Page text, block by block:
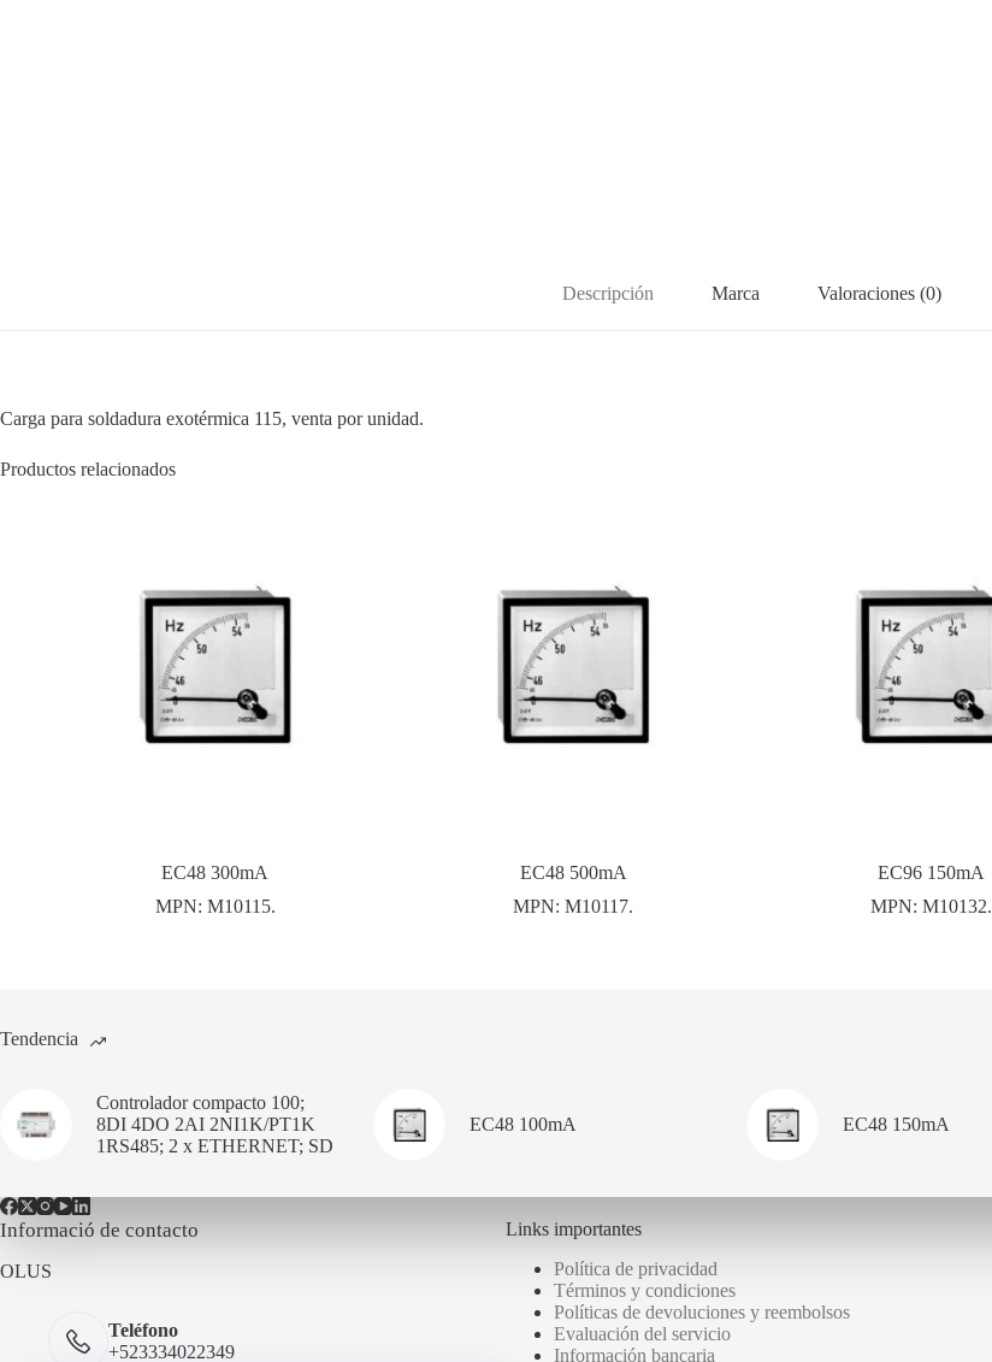
Descripción Marca Valoraciones (0)
Carga para soldadura exotérmica 115, venta por unidad.
Productos relacionados
EC48 300mA
MPN: M10115.
EC48 500mA
MPN:M10117.
EC96 150mA
MPN: M10132.
Tendencia
Controlador compacto 100;
8DI 4DO 2AI 2NI1K/PT1K
1RS485; 2 x ETHERNET; SD
EC48 100mA EC48 150mA
Informació de contacto
OLUS
Teléfono
+523334022349
Links importantes
Política de privacidad
Términos y condiciones
Políticas de devoluciones y reembolsos
Evaluación del servicio
Información bancaria